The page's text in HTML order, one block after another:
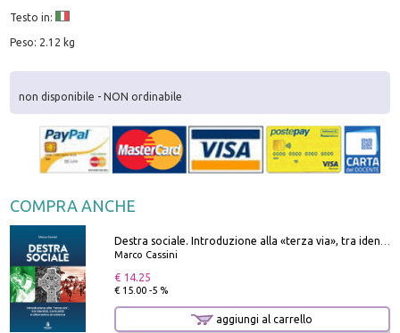
Testo in:
Peso: 2.12 kg
non disponibile - NON ordinabile
COMPRA ANCHE
Marco Cassini
€ 14.25
€ 15.00 -5 %
aggiungi al carrello